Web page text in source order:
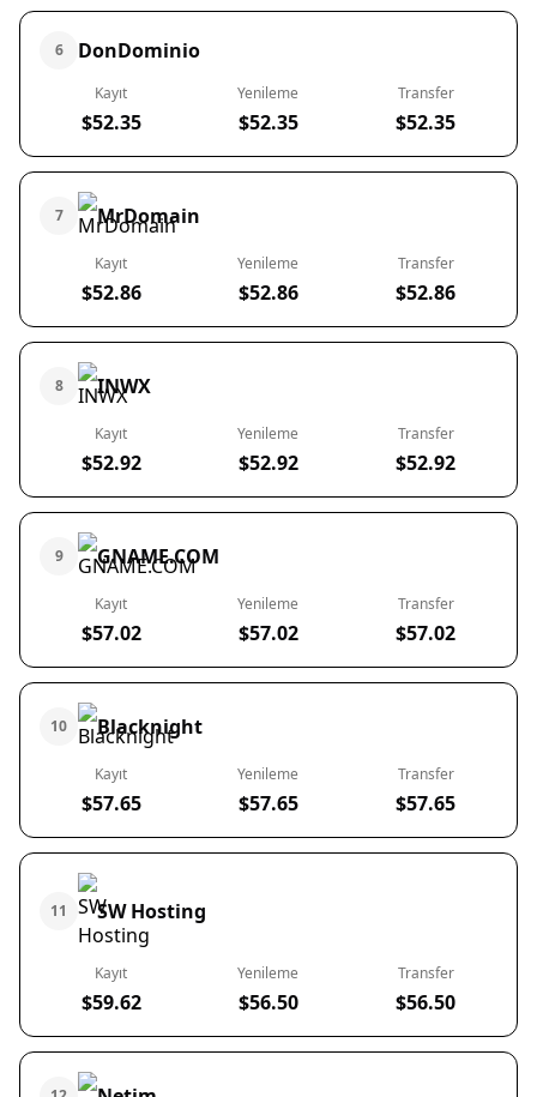
6 DonDominio
Kayıt
$52.35
Yenileme
$52.35
Transfer
$52.35
7 MrDomain
Kayıt
$52.86
Yenileme
$52.86
Transfer
$52.86
8 INWX
Kayıt
$52.92
Yenileme
$52.92
Transfer
$52.92
9 GNAME.COM
Kayıt
$57.02
Yenileme
$57.02
Transfer
$57.02
10 Blacknight
Kayıt
$57.65
Yenileme
$57.65
Transfer
$57.65
11 SW Hosting
Kayıt
$59.62
Yenileme
$56.50
Transfer
$56.50